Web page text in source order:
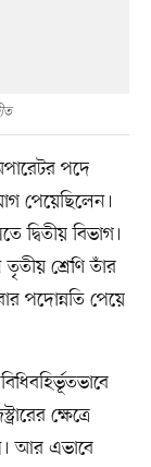
পদে
পেয়েছিলেন।
বিভাগ।
শ্রেণি তাঁর
পদোন্নতি পেয়ে
ক্ষেত্রে
আর এভাবে